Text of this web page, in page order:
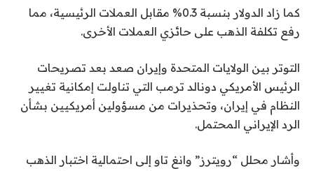
كما زاد الدولار بنسبة 0.3% مقابل العملات الرئيسية، مما
رفع تكلفة الذهب على حائزي العملات الأخرى.
التوتر بين الولايات المتحدة وإيران صعد بعد تصريحات
الرئيس الأمريكي دونالد ترمب التي تناولت إمكانية تغيير
النظام في إيران، وتحذيرات من مسؤولين أمريكيين بشأن
الرد الإيراني المحتمل.
وأشار محلل “رويترز” وانغ تاو إلى احتمالية اختبار الذهب